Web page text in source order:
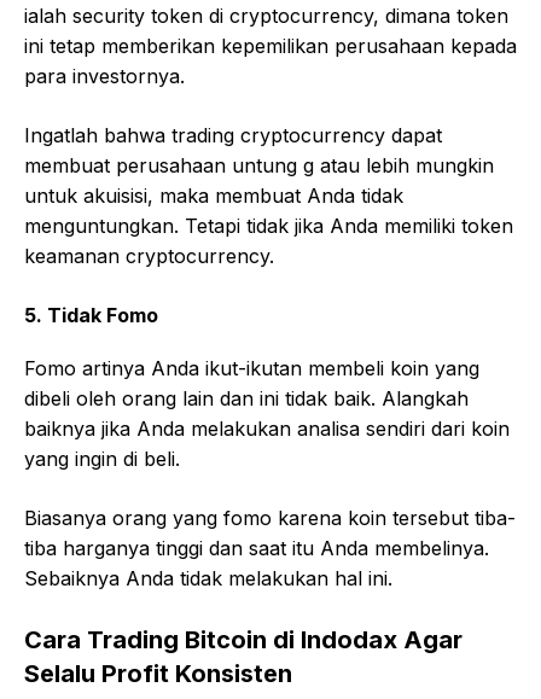
ialah security token di cryptocurrency, dimana token
ini tetap memberikan kepemilikan perusahaan kepada
para investornya.
Ingatlah bahwa trading cryptocurrency dapat
membuat perusahaan untung g atau lebih mungkin
untuk akuisisi, maka membuat Anda tidak
menguntungkan. Tetapi tidak jika Anda memiliki token
keamanan cryptocurrency.
5. Tidak Fomo
Fomo artinya Anda ikut-ikutan membeli koin yang
dibeli oleh orang lain dan ini tidak baik. Alangkah
baiknya jika Anda melakukan analisa sendiri dari koin
yang ingin di beli.
Biasanya orang yang fomo karena koin tersebut tiba-
tiba harganya tinggi dan saat itu Anda membelinya.
Sebaiknya Anda tidak melakukan hal ini.
Cara Trading Bitcoin di Indodax Agar
Selalu Profit Konsisten